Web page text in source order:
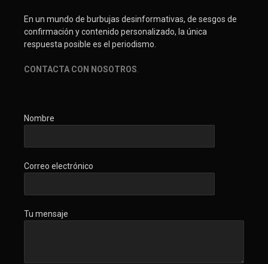
En un mundo de burbujas desinformativas, de sesgos de
confirmación y contenido personalizado, la única
respuesta posible es el periodismo.
CONTACTA CON NOSOTROS
Nombre
Correo electrónico
Tu mensaje